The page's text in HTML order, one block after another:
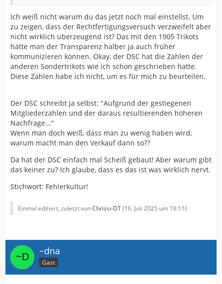
Ich weiß nicht warum du das jetzt noch mal einstellst. Um
zu zeigen, dass der Rechtfertigungsversuch verzweifelt aber
nicht wirklich überzeugend ist? Das mit den 1905 Trikots
hätte man der Transparenz halber ja auch früher
kommunizieren können. Okay, der DSC hat die Zahlen der
anderen Sondertrikots wie ich schon geschrieben hatte.
Diese Zahlen habe ich nicht, um es für mich zu beurteilen.
Der DSC schreibt ja selbst: "Aufgrund der gestiegenen
Mitgliederzahlen und der daraus resultierenden höheren
Nachfrage..."
Wenn man doch weiß, dass man zu wenig haben wird,
warum macht man den Verkauf dann so??
Da hat der DSC einfach mal Scheiß gebaut! Aber warum gibt
das keiner zu? Ich glaube, dass es das ist was wirklich nervt.
Stichwort: Fehlerkultur!
Einmal editiert, zuletzt vonChrissi-DT(16. Juli 2025 um 18:11)
~dna
Gast